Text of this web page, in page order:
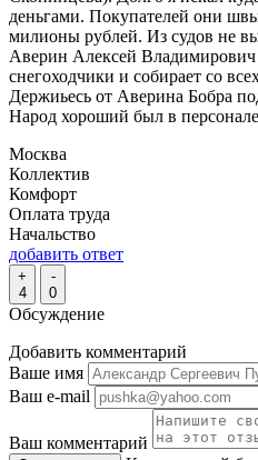
деньгами. Покупателей они
милионы рублей. Из судов не
Аверин Алексей Владимирович
снегоходчики и собирает со
Держиьесь от Аверина Бобра
Народ хороший был в
Москва
Коллектив
Комфорт
Оплата труда
Начальство
добавить ответ
+
4
-
0
Обсуждение
Добавить комментарий
Ваше имя
Ваш e-mail
Ваш комментарий